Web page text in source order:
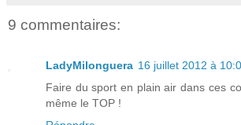
9 commentaires:
LadyMilonguera 16 juillet 2012 à
Faire du sport en plain air dans ces
même le TOP !